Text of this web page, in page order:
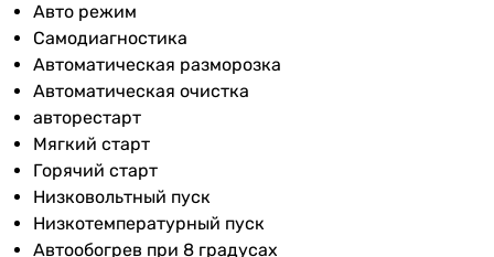
Тип внутреннего блока
настенный
настенный
настенный
настенный
настенный
настенный
настенный
настенный
Макс.
температура
на
охлаждение
Мин.
температура
на
охлаждение
Авто режим
Самодиагностика
Автоматическая разморозка
Автоматическая очистка
авторестарт
Мягкий старт
Горячий старт
Низковольтный пуск
Низкотемпературный пуск
Автообогрев при 8 градусах